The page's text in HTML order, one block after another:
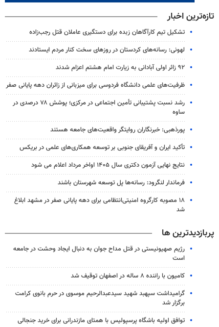
تازه‌ترین اخبار
تشکیل تیم کارآگاهان زبده برای دستگیری عاملان قتل رجب‌زاده
لهونی: رسانه‌های کردستان در روزهای سخت کنار مردم ایستادند
۹۲ زائر اولی آبادانی به زیارت امام هشتم اعزام شدند
ظرفیت‌های علمی دانشگاه فردوسی برای میزبانی از زائران دهه پایانی صفر
رشد نسبت پشتیبانی تأمین اجتماعی در مرکزی؛ پوشش ۷۸ درصدی در
ساوه
پورذهبی: خبرنگاران روایتگر واقعیت‌های جامعه‌ هستند
تأکید ایران و آفریقای جنوبی بر توسعه همکاری‌های علمی در بریکس
نتایج نهایی آزمون دکتری سال ۱۴۰۵ اواخر مرداد اعلام می شود
فرماندار لنگرود: رسانه‌ها پل توسعه شهرستان باشند
۱۸ مصوبه کارگروه امنیتی‌انتظامی برای دهه پایانی صفر در مشهد ابلاغ
شد
پربازدیدترین ها
رژیم صهیونیستی در قتل مداح جوان به دنبال ایجاد وحشت در جامعه
است
کامیون با راننده ۸ ساله در اصفهان توقیف شد
گرامیداشت سپهبد شهید سیدعبدالرحیم موسوی در حرم بانوی کرامت
برگزار شد
توافق اولیه باشگاه پرسپولیس با همتای مازندرانی برای خرید جنجالی